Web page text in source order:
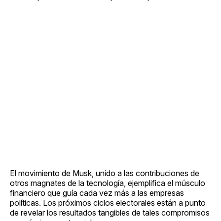
El movimiento de Musk, unido a las contribuciones de
otros magnates de la tecnología, ejemplifica el músculo
financiero que guía cada vez más a las empresas
políticas. Los próximos ciclos electorales están a punto
de revelar los resultados tangibles de tales compromisos